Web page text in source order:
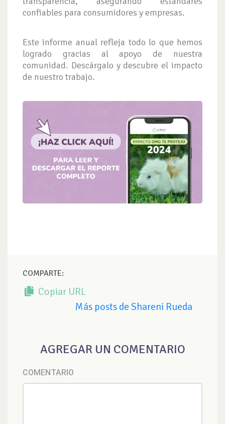
confiables para consumidores y empresas.
Este informe anual refleja todo lo que hemos
logrado gracias al apoyo de nuestra
comunidad. Descárgalo y descubre el impacto
de nuestro trabajo.
COMPARTE:
Copiar URL
Más posts de Shareni Rueda
AGREGAR UN COMENTARIO
COMENTARIO